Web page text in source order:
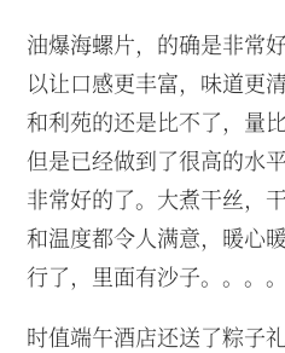
油爆海螺片，的确是非常
以让口感更丰富，味道更
和利苑的还是比不了，量
但是已经做到了很高的水
非常好的了。大煮干丝，
和温度都令人满意，暖心
行了，里面有沙子。。。。
时值端午酒店还送了粽子